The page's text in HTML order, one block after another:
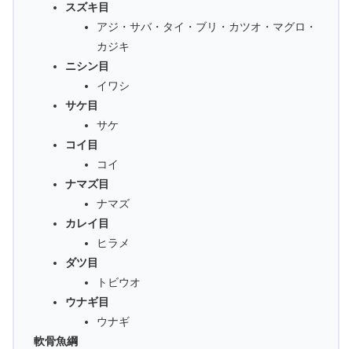
スズキ目
アジ・サバ・タイ・ブリ・カツオ・マグロ・
カジキ
ニシン目
イワシ
サケ目
サケ
コイ目
コイ
ナマズ目
ナマズ
カレイ目
ヒラメ
ダツ目
トビウオ
ウナギ目
ウナギ
軟骨魚綱